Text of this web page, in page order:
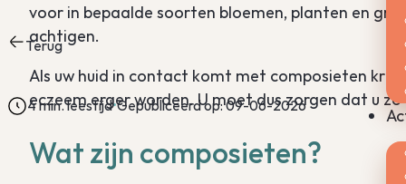
Terug
4 min. leestijd Gepubliceerd op: 09-06-2026
voor in bepaalde soorten bloemen, planten en
achtigen.
Als uw huid in contact komt met composieten
eczeem erger worden. U moet dus zorgen dat u
Wat zijn composieten?